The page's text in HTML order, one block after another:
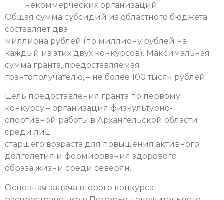
некоммерческих организаций.
Общая сумма субсидий из областного бюджета
составляет два
миллиона рублей (по миллиону рублей на
каждый из этих двух конкурсов). Максимальная
сумма гранта, предоставляемая
грантополучателю, – не более 100 тысяч рублей.
Цель предоставления гранта по первому
конкурсу – организация физкультурно-
спортивной работы в Архангельской области
среди лиц
старшего возраста для повышения активного
долголетия и формирования здорового
образа жизни среди северян.
Основная задача второго конкурса –